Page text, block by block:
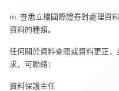
iii. 查悉立橋國際證券對處理資
資料的種類。
任何關於資料查閱或資料更正
求，可聯絡：
資料保護主任